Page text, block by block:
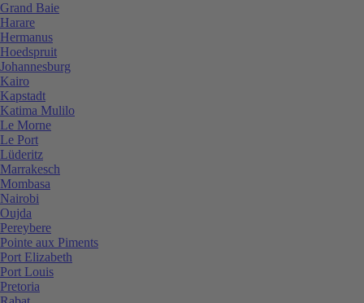
Grand Baie
Harare
Hermanus
Hoedspruit
Johannesburg
Kairo
Kapstadt
Katima Mulilo
Le Morne
Le Port
Lüderitz
Marrakesch
Mombasa
Nairobi
Oujda
Pereybere
Pointe aux Piments
Port Elizabeth
Port Louis
Pretoria